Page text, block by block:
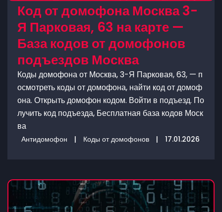
Код от домофона Москва 3-
Я Парковая, 63 на карте —
База кодов от домофонов
подъездов Москва
Коды домофона от Москва, 3-Я Парковая, 63, — п
осмотреть коды от домофона, найти код от домоф
она. Открыть домофон кодом. Войти в подъезд. По
лучить код подъезда, Бесплатная база кодов Моск
ва
Антидомофон | Коды от домофонов | 17.01.2026